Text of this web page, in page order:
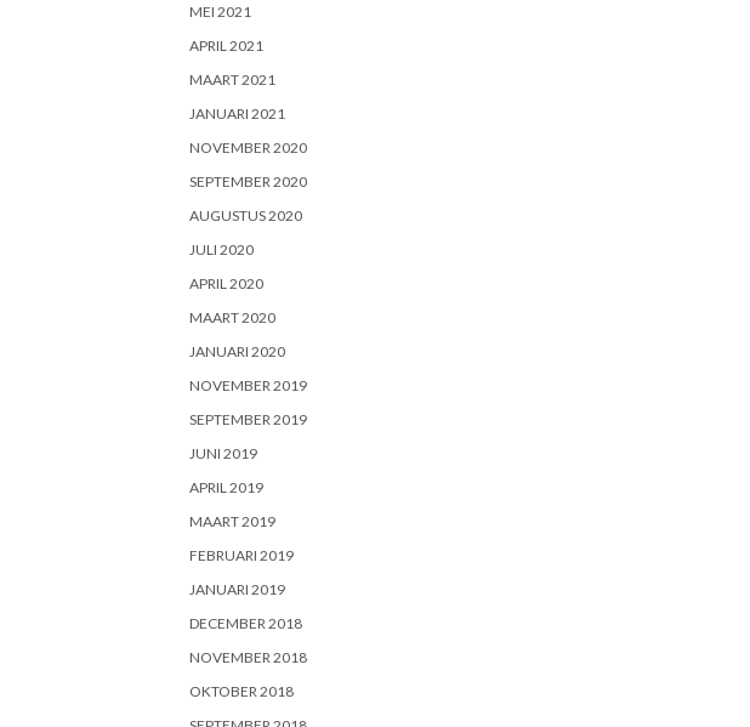
MEI 2021
APRIL 2021
MAART 2021
JANUARI 2021
NOVEMBER 2020
SEPTEMBER 2020
AUGUSTUS 2020
JULI 2020
APRIL 2020
MAART 2020
JANUARI 2020
NOVEMBER 2019
SEPTEMBER 2019
JUNI 2019
APRIL 2019
MAART 2019
FEBRUARI 2019
JANUARI 2019
DECEMBER 2018
NOVEMBER 2018
OKTOBER 2018